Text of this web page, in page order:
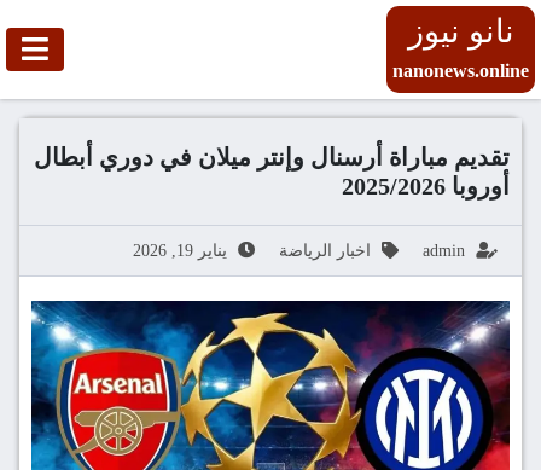
نانو نيوز
nanonews.online
تقديم مباراة أرسنال وإنتر ميلان في دوري أبطال
أوروبا 2025/2026
admin اخبار الرياضة يناير 19, 2026